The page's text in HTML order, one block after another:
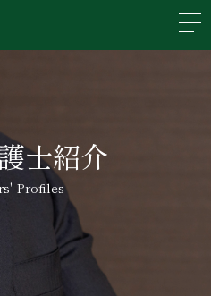
士紹介
Profiles
業務分野
所属弁護士紹介
アクセス